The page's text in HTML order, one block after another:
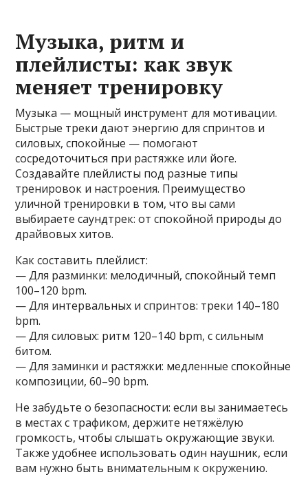
Музыка, ритм и
плейлисты: как звук
меняет тренировку
Музыка — мощный инструмент для мотивации.
Быстрые треки дают энергию для спринтов и
силовых, спокойные — помогают
сосредоточиться при растяжке или йоге.
Создавайте плейлисты под разные типы
тренировок и настроения. Преимущество
уличной тренировки в том, что вы сами
выбираете саундтрек: от спокойной природы до
драйвовых хитов.
Как составить плейлист:
— Для разминки: мелодичный, спокойный темп
100–120 bpm.
— Для интервальных и спринтов: треки 140–180
bpm.
— Для силовых: ритм 120–140 bpm, с сильным
битом.
— Для заминки и растяжки: медленные спокойные
композиции, 60–90 bpm.
Не забудьте о безопасности: если вы занимаетесь
в местах с трафиком, держите нетяжёлую
громкость, чтобы слышать окружающие звуки.
Также удобнее использовать один наушник, если
вам нужно быть внимательным к окружению.